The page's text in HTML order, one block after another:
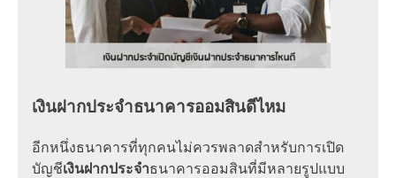
เงินฝากประจำธนาคารออมสินดีไหม
อีกหนึ่งธนาคารที่ทุกคนไม่ควรพลาดสำหรับการเปิด
บัญชีเงินฝากประจําธนาคารออมสินที่มีหลายรูปแบบ